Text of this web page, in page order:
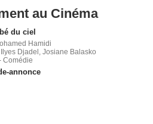
au Cinéma
du ciel
Hamidi
Djadel, Josiane Balasko
Comédie
annonce